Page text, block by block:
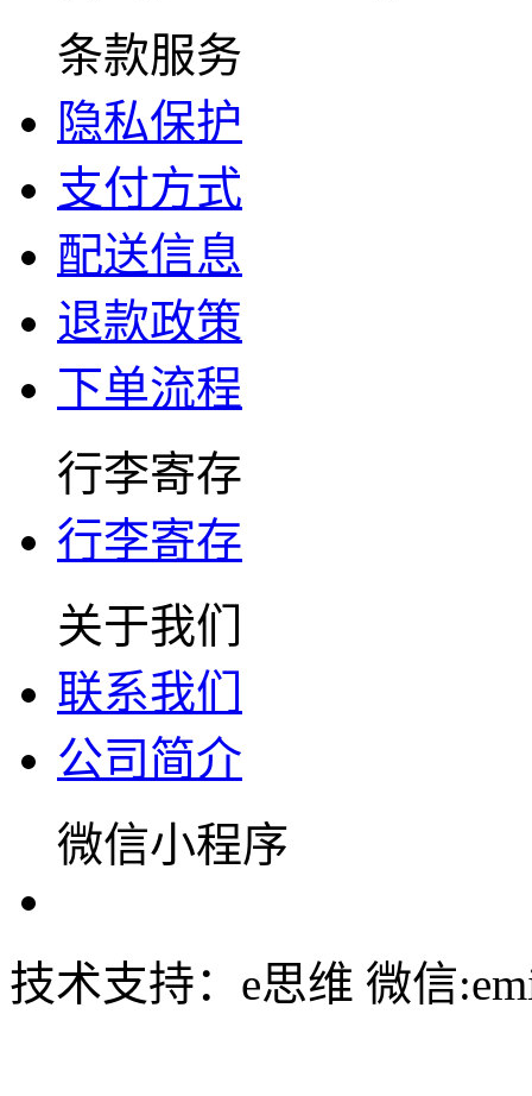
条款服务
隐私保护
支付方式
配送信息
退款政策
下单流程
行李寄存
行李寄存
关于我们
联系我们
公司简介
微信小程序
技术支持：e思维 微信